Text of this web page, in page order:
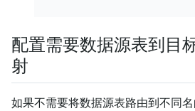
配置需要数据源表到目
射
如果不需要将数据源表路由到不同